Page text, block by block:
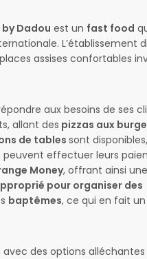
Dadou est un fast food
L’établissement
assises confortables
aux besoins de ses
allant des pizzas aux
de tables sont
peuvent effectuer leurs
Money, offrant ainsi une
pour organiser des
baptêmes, ce qui en fait
des options alléchantes